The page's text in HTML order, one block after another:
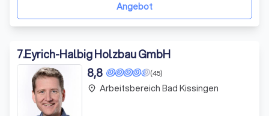
Angebot
7.Eyrich-Halbig Holzbau GmbH
(45)
8,8
place Arbeitsbereich Bad Kissingen